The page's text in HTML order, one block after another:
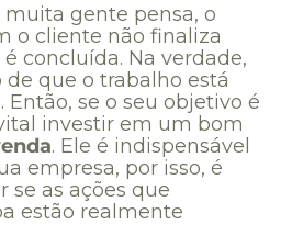
gente pensa, o
o cliente não finaliza
concluída. Na verdade,
que o trabalho está
se o seu objetivo é
investir em um bom
. Ele é indispensável
empresa, por isso, é
se as ações que
estão realmente